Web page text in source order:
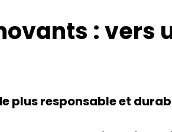
: vers
plus responsable et